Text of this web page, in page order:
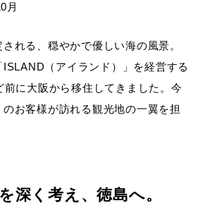
月
れる、穏やかで優しい海の風景。
（アイランド）」を経営する
前に大阪から移住してきました。今
お客様が訪れる観光地の一翼を担
深く考え、徳島へ。